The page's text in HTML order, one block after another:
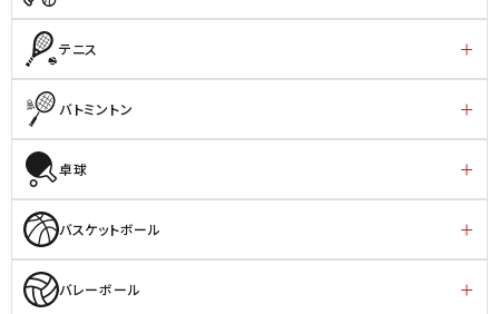
テニス
バトミントン
卓球
バスケットボール
バレーボール